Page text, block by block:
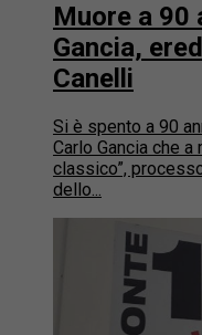
Muore a 90
Gancia,
Canelli
Si è spento a 90
Carlo Gancia che
classico”,
dello...